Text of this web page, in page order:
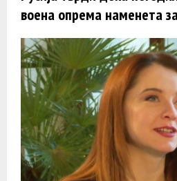
воена опрема наменета